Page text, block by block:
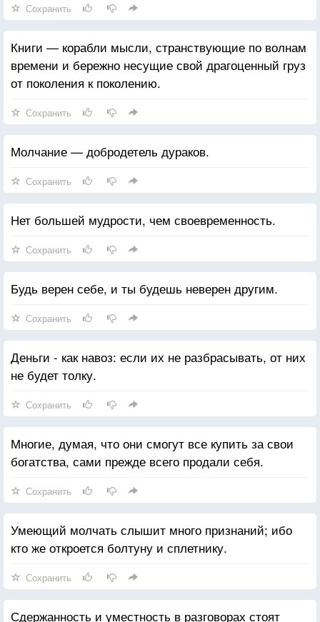
Сохранить
Книги — корабли мысли, странствующие по волнам
времени и бережно несущие свой драгоценный груз
от поколения к поколению.
Сохранить
Молчание — добродетель дураков.
Сохранить
Нет большей мудрости, чем своевременность.
Сохранить
Будь верен себе, и ты будешь неверен другим.
Сохранить
Деньги - как навоз: если их не разбрасывать, от них
не будет толку.
Сохранить
Многие, думая, что они смогут все купить за свои
богатства, сами прежде всего продали себя.
Сохранить
Умеющий молчать слышит много признаний; ибо
кто же откроется болтуну и сплетнику.
Сохранить
Сдержанность и уместность в разговорах стоят